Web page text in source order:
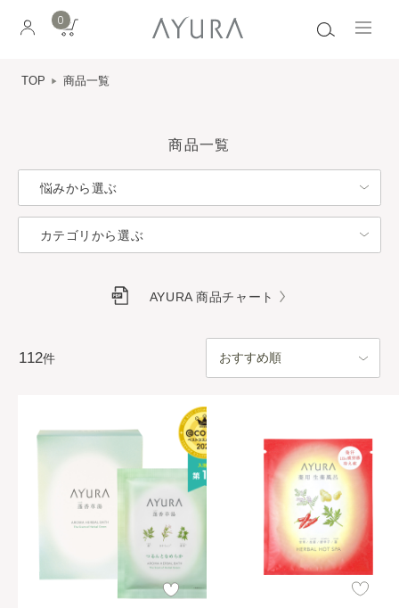
0
TOP 商品一覧
商品一覧
悩みから選ぶ
カテゴリから選ぶ
AYURA 商品チャート
112件